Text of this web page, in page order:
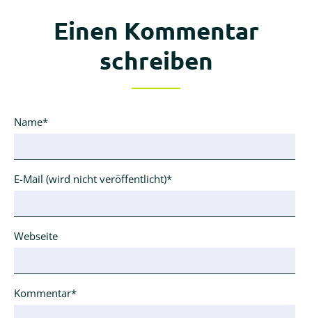
Einen Kommentar
schreiben
Pflichtfeld
Name*
Pflichtfeld
E-Mail (wird nicht veröffentlicht)*
Webseite
Pflichtfeld
Kommentar*